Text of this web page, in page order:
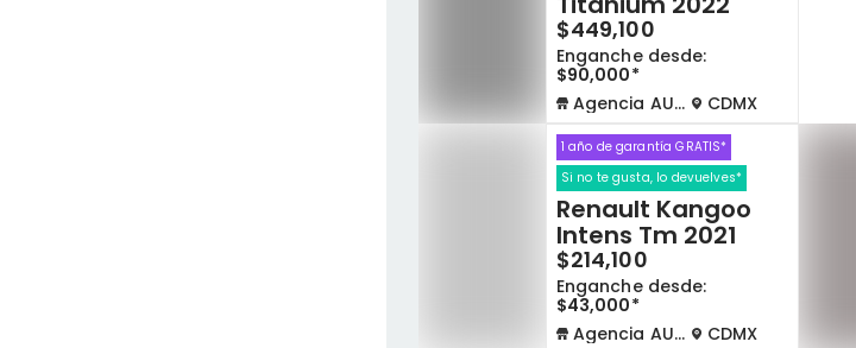
$449,100
Enganche desde:
$90,000*
Agencia AUTOCOM
CDMX
1 año de garantía GRATIS*
Si no te gusta, lo devuelves*
Renault Kangoo
Intens Tm 2021
$214,100
Enganche desde:
$43,000*
Agencia AUTOCOM
CDMX